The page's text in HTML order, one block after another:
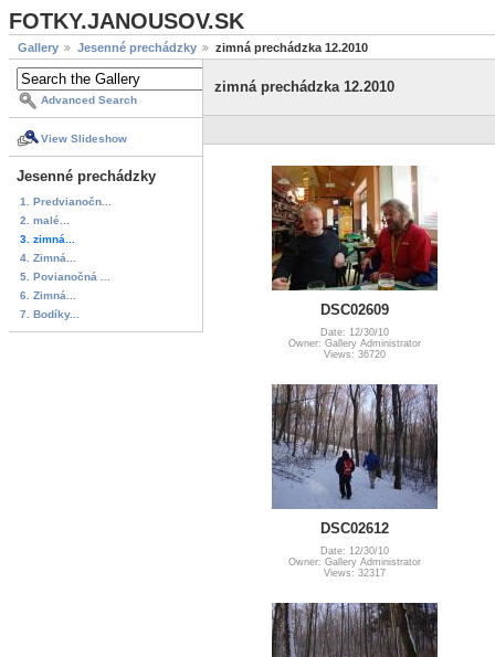
FOTKY.JANOUSOV.SK
Gallery Jesenné prechádzky zimná prechádzka 12.2010
Advanced Search
View Slideshow
Jesenné prechádzky
1. Predvianočn...
2. malé...
3. zimná...
4. Zimná...
5. Povianočná ...
6. Zimná...
7. Bodíky...
zimná prechádzka 12.2010
DSC02609
Date: 12/30/10
Owner: Gallery Administrator
Views: 36720
DSC02612
Date: 12/30/10
Owner: Gallery Administrator
Views: 32317